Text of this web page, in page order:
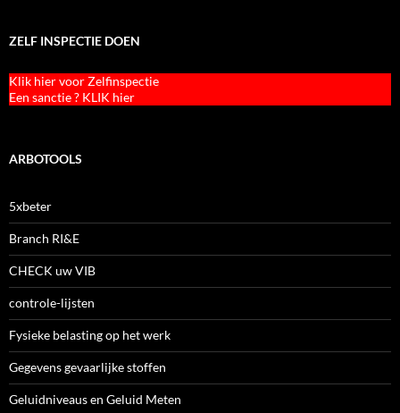
ZELF INSPECTIE DOEN
Klik hier voor Zelfinspectie
Een sanctie ? KLIK hier
ARBOTOOLS
5xbeter
Branch RI&E
CHECK uw VIB
controle-lijsten
Fysieke belasting op het werk
Gegevens gevaarlijke stoffen
Geluidniveaus en Geluid Meten